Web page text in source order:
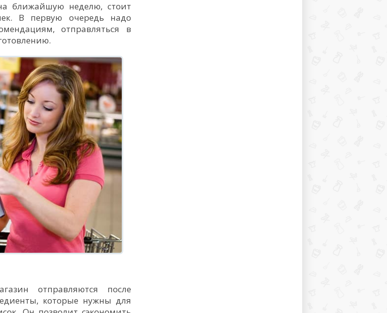
ближайшую неделю, стоит
В первую очередь надо
отправляться в
отправляются после
которые нужны для